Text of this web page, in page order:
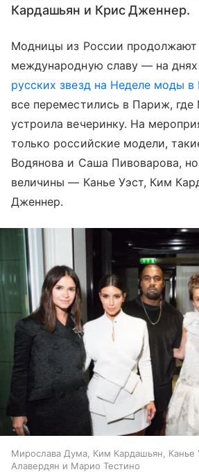
Кардашьян и Крис Дженнер.
Модницы из России продолжают
международную славу — на
русских звезд на Неделе моды
все переместились в Париж,
устроила вечеринку. На
только российские модели,
Водянова и Саша Пивоварова,
величины — Канье Уэст, Ким
Дженнер.
Мирослава Дума, Ким Кардашьян, Канье
Алавердян и Марио Тестино